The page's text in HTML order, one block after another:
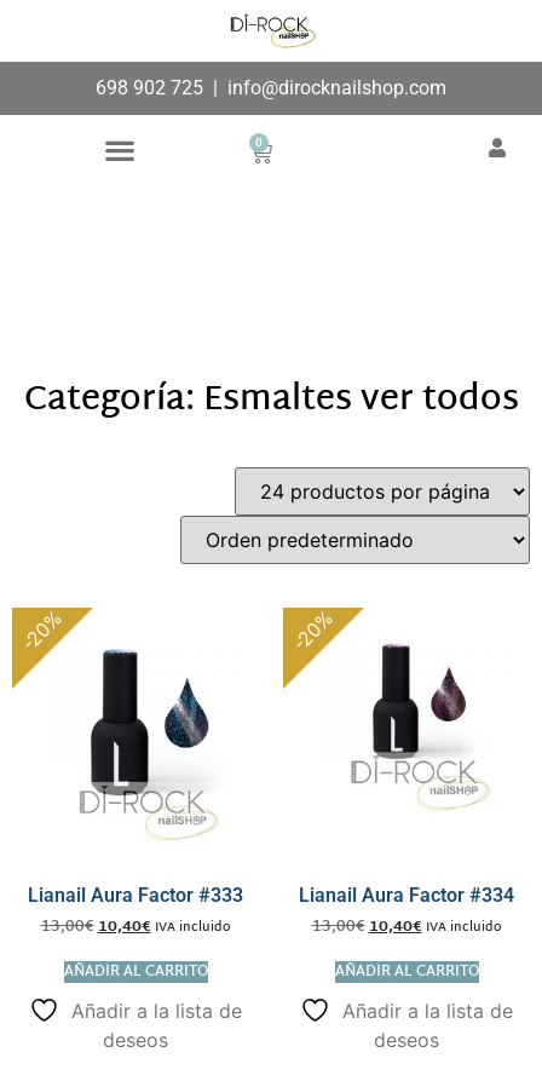
698 902 725 | info@dirocknailshop.com
0
Categoría: Esmaltes ver todos
-20%
Lianail Aura Factor #333
13,00€10,40€ IVA incluido
AÑADIR AL CARRITO
Añadir a la lista de
deseos
-20%
Lianail Aura Factor #334
13,00€10,40€ IVA incluido
AÑADIR AL CARRITO
Añadir a la lista de
deseos